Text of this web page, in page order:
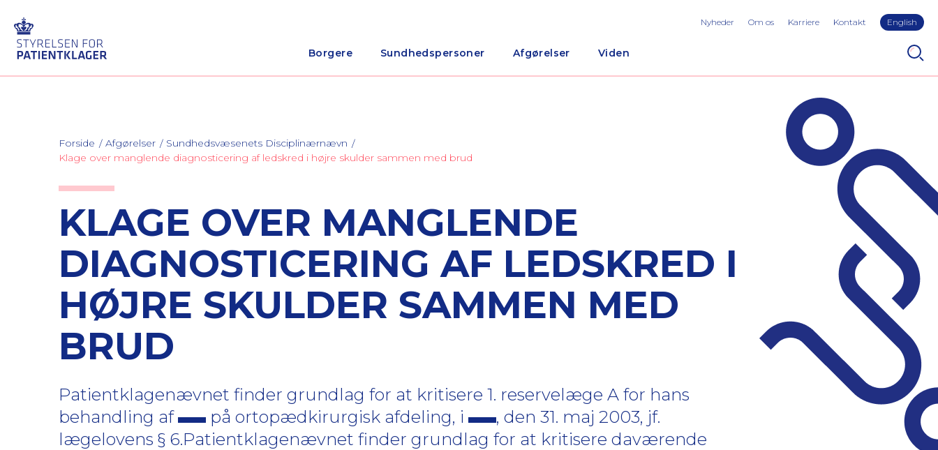
Borgere Sundhedspersoner Afgørelser Viden
Nyheder Om os Karriere Kontakt English
Forside Afgørelser
Sundhedsvæsenets Disciplinærnævn
Klage over manglende diagnosticering af ledskred i højre skulder sammen med brud
KLAGE OVER MANGLENDE
DIAGNOSTICERING AF LEDSKRED I
HØJRE SKULDER SAMMEN MED
BRUD
Patientklagenævnet finder grundlag for at kritisere 1. reservelæge A for hans
behandling af
på ortopædkirurgisk afdeling, i
, den 31. maj 2003, jf.
lægelovens § 6.Patientklagenævnet finder grundlag for at kritisere daværende